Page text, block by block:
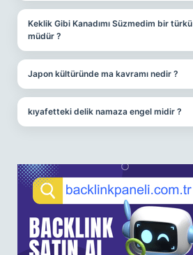
Keklik Gibi Kanadımı Süzmedim bir türkü
müdür ?
Japon kültüründe ma kavramı nedir ?
kıyafetteki delik namaza engel midir ?